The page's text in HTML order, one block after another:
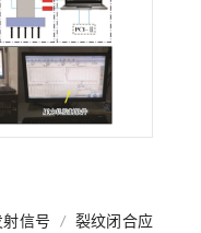
信号 / 裂纹闭合应